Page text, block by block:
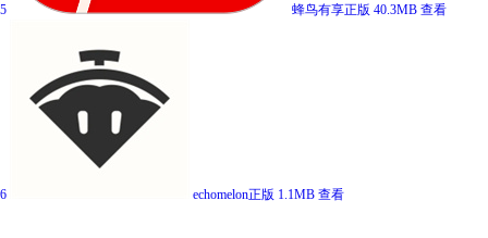
5 蜂鸟有享正版 40.3MB 查看
6 echomelon正版 1.1MB 查看